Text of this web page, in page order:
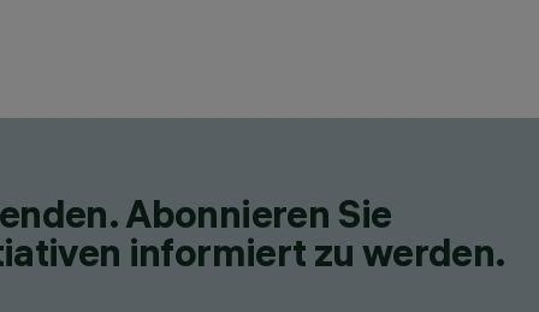
Abonnieren Sie
informiert zu werden.